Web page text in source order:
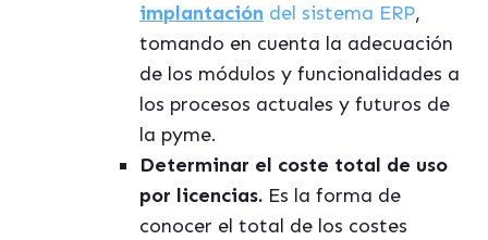
implantación del sistema ERP,
tomando en cuenta la adecuación
de los módulos y funcionalidades a
los procesos actuales y futuros de
la pyme.
Determinar el coste total de uso
por licencias. Es la forma de
conocer el total de los costes